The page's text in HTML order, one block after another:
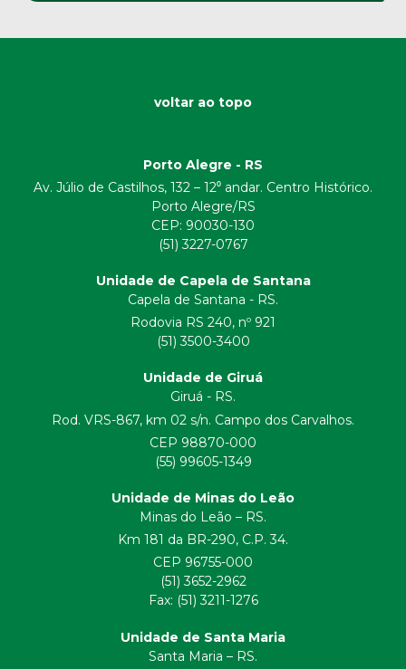
voltar ao topo
Porto Alegre - RS
Av. Júlio de Castilhos, 132 – 12⁰ andar. Centro Histórico.
Porto Alegre/RS
CEP: 90030-130
(51) 3227-0767
Unidade de Capela de Santana
Capela de Santana - RS.
Rodovia RS 240, nº 921
(51) 3500-3400
Unidade de Giruá
Giruá - RS.
Rod. VRS-867, km 02 s/n. Campo dos Carvalhos.
CEP 98870-000
(55) 99605-1349
Unidade de Minas do Leão
Minas do Leão – RS.
Km 181 da BR-290, C.P. 34.
CEP 96755-000
(51) 3652-2962
Fax: (51) 3211-1276
Unidade de Santa Maria
Santa Maria – RS.